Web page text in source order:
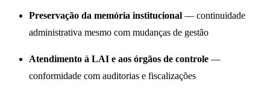
Preservação da memória institucional — continuidade
administrativa mesmo com mudanças de gestão
Atendimento à LAI e aos órgãos de controle —
conformidade com auditorias e fiscalizações